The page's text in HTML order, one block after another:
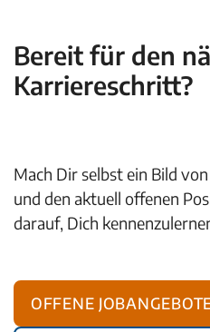
Bereit für den
Karriereschritt?
Mach Dir selbst ein Bild
und den aktuell offenen
darauf, Dich
Offene